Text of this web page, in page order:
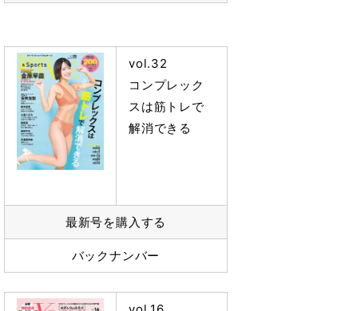
vol.32
コンプレック
スは筋トレで
解消できる
最新号を購入する
バックナンバー